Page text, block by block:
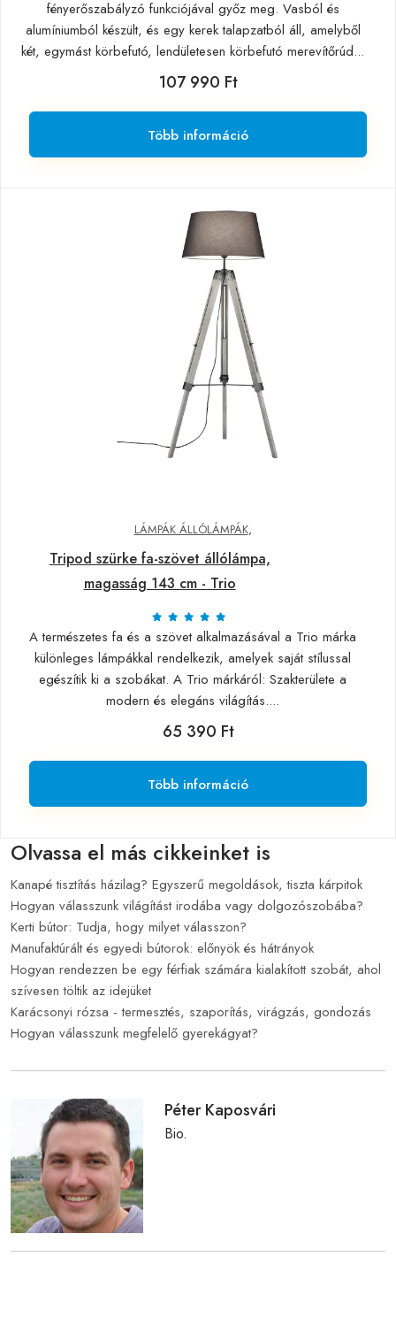
fényerőszabályzó funkciójával győz meg. Vasból és
alumíniumból készült, és egy kerek talapzatból áll, amelyből
két, egymást körbefutó, lendületesen körbefutó merevítőrúd...
107 990 Ft
Több információ
LÁMPÁK ÁLLÓLÁMPÁK,
Tripod szürke fa-szövet állólámpa,
magasság 143 cm - Trio
A természetes fa és a szövet alkalmazásával a Trio márka
különleges lámpákkal rendelkezik, amelyek saját stílussal
egészítik ki a szobákat. A Trio márkáról: Szakterülete a
modern és elegáns világítás....
65 390 Ft
Több információ
Olvassa el más cikkeinket is
Kanapé tisztítás házilag? Egyszerű megoldások, tiszta kárpitok
Hogyan válasszunk világítást irodába vagy dolgozószobába?
Kerti bútor: Tudja, hogy milyet válasszon?
Manufaktúrált és egyedi bútorok: előnyök és hátrányok
Hogyan rendezzen be egy férfiak számára kialakított szobát, ahol
szívesen töltik az idejüket
Karácsonyi rózsa - termesztés, szaporítás, virágzás, gondozás
Hogyan válasszunk megfelelő gyerekágyat?
Péter Kaposvári
Bio.